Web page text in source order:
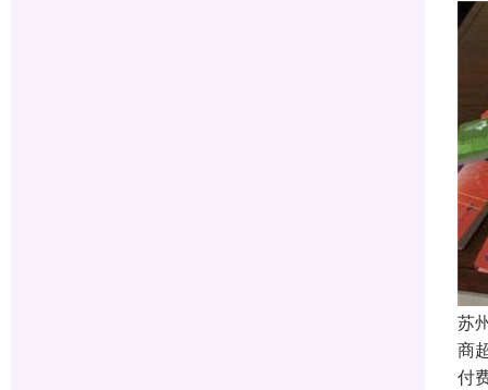
苏
商
付